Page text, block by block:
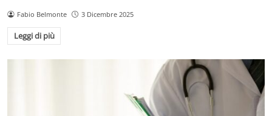
Fabio Belmonte 3 Dicembre 2025
Leggi di più